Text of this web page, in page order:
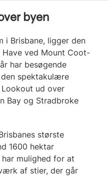
byen
i Brisbane, ligger den
ved Mount Coot-
har besøgende
spektakulære
ud over
Bay og Stradbroke
største
1600 hektar
mulighed for at
af stier, der går